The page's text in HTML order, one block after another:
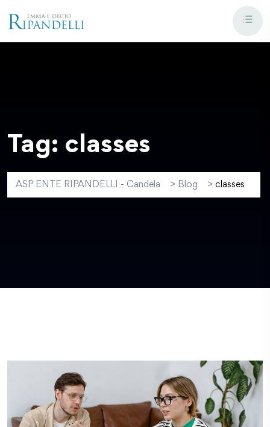
Tag: classes
ASP ENTE RIPANDELLI - Candela > Blog > classes